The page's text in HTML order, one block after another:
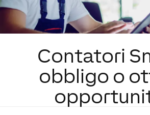
Contatori
obbligo o